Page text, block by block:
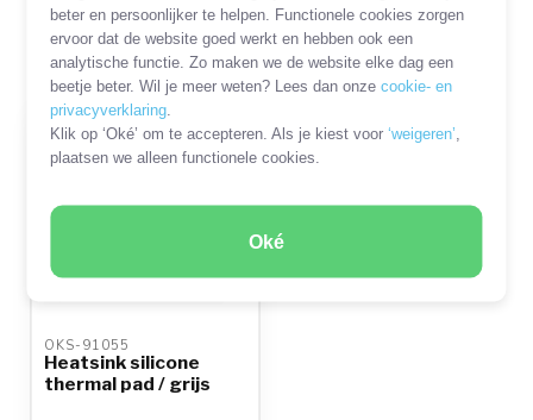
beter en persoonlijker te helpen. Functionele cookies zorgen
ervoor dat de website goed werkt en hebben ook een
analytische functie. Zo maken we de website elke dag een
beetje beter. Wil je meer weten? Lees dan onzecookie- en
privacyverklaring
Klik op ‘Oké’ om te accepteren. Als je kiest voor‘weigeren’
plaatsen we alleen functionele cookies.
Oké
1 PRODUCT
Filters SORTEER OP
OKS-91055
Heatsink silicone
thermal pad / grijs